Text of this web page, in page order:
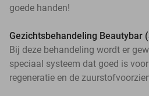
goede handen!
Gezichtsbehandeling Beautybar
Bij deze behandeling wordt er
speciaal systeem dat goed is
regeneratie en de